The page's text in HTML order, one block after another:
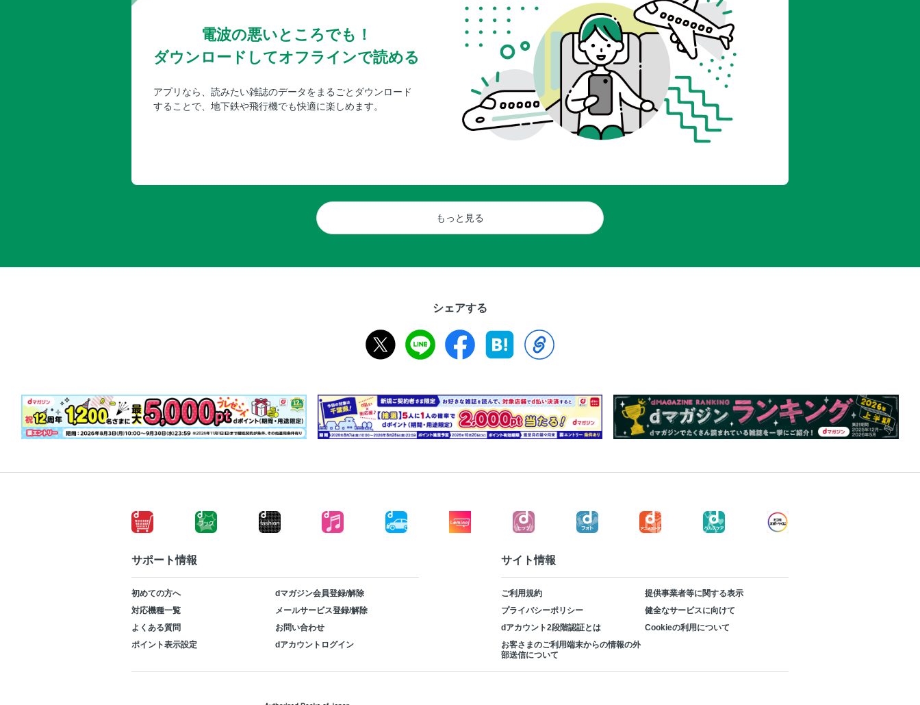
電波の悪いところでも！
ダウンロードしてオフラインで読める
アプリなら、読みたい雑誌のデータをまるごとダウンロード
することで、地下鉄や飛行機でも快適に楽しめます。
もっと見る
シェアする
サポート情報
初めての方へ
dマガジン会員登録/解除
対応機種一覧
メールサービス登録/解除
よくある質問
お問い合わせ
ポイント表示設定
dアカウントログイン
サイト情報
ご利用規約
提供事業者等に関する表示
プライバシーポリシー
健全なサービスに向けて
dアカウント2段階認証とは
Cookieの利用について
お客さまのご利用端末からの情報の外
部送信について